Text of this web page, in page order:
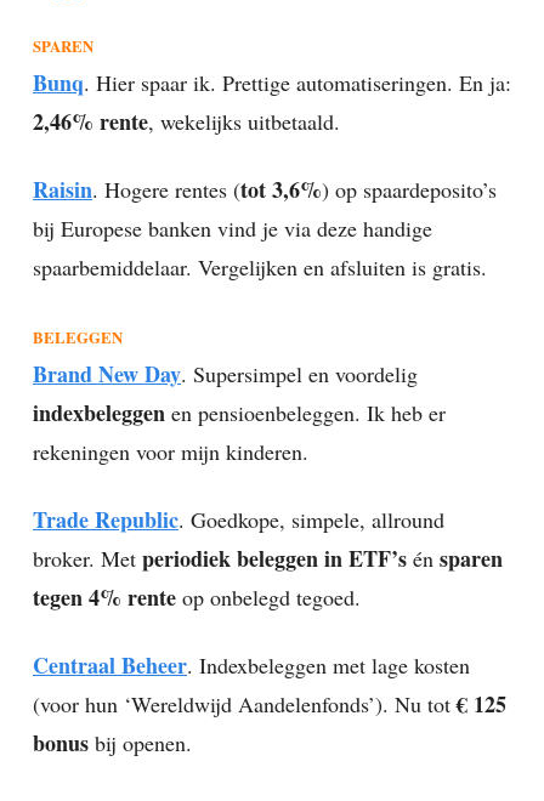
SPAREN
Bunq. Hier spaar ik. Prettige automatiseringen. En ja:
2,46% rente, wekelijks uitbetaald.
Raisin. Hogere rentes (tot 3,6%) op spaardeposito’s
bij Europese banken vind je via deze handige
spaarbemiddelaar. Vergelijken en afsluiten is gratis.
BELEGGEN
Brand New Day. Supersimpel en voordelig
indexbeleggen en pensioenbeleggen. Ik heb er
rekeningen voor mijn kinderen.
Trade Republic. Goedkope, simpele, allround
broker. Met periodiek beleggen in ETF’s én sparen
tegen 4% rente op onbelegd tegoed.
Centraal Beheer. Indexbeleggen met lage kosten
(voor hun ‘Wereldwijd Aandelenfonds’). Nu tot€ 125
bonus bij openen.